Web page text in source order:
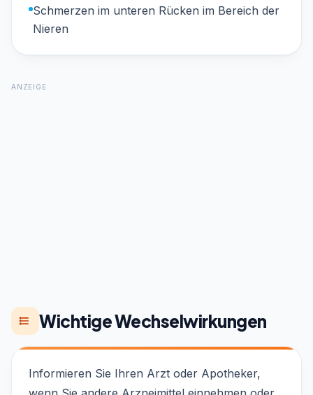
Schmerzen im unteren Rücken im Bereich der
Nieren
ANZEIGE
Wichtige Wechselwirkungen
Informieren Sie Ihren Arzt oder Apotheker,